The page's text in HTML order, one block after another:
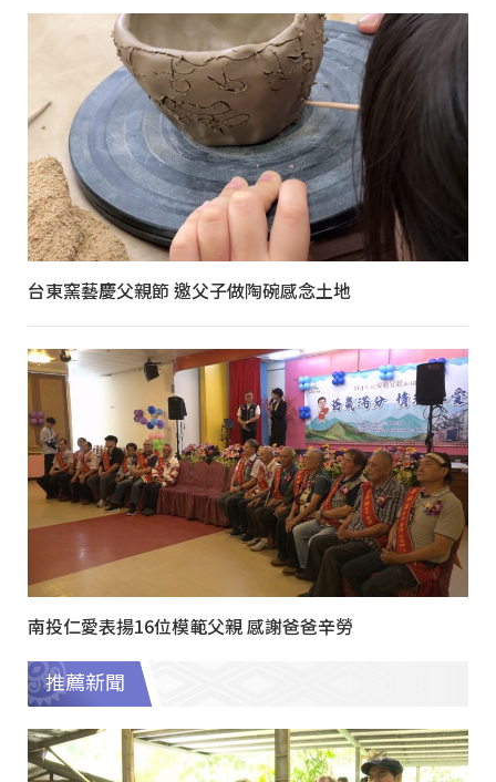
台東窯藝慶父親節 邀父子做陶碗感念土地
南投仁愛表揚16位模範父親 感謝爸爸辛勞
推薦新聞